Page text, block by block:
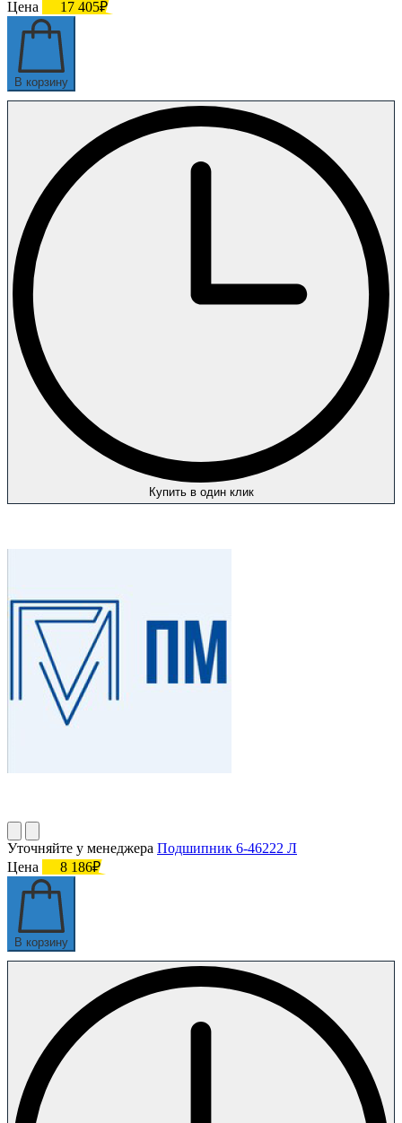
Цена
17 405₽
В корзину
Купить в один клик
Уточняйте у менеджера Подшипник 6-46222 Л
Цена
8 186₽
В корзину